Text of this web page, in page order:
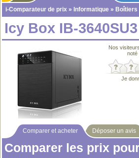
i-Comparateur de prix » Informatique »
Icy Box IB-
Nos
noté
Je
Comparer et acheter Déposer un avis
Comparer les prix